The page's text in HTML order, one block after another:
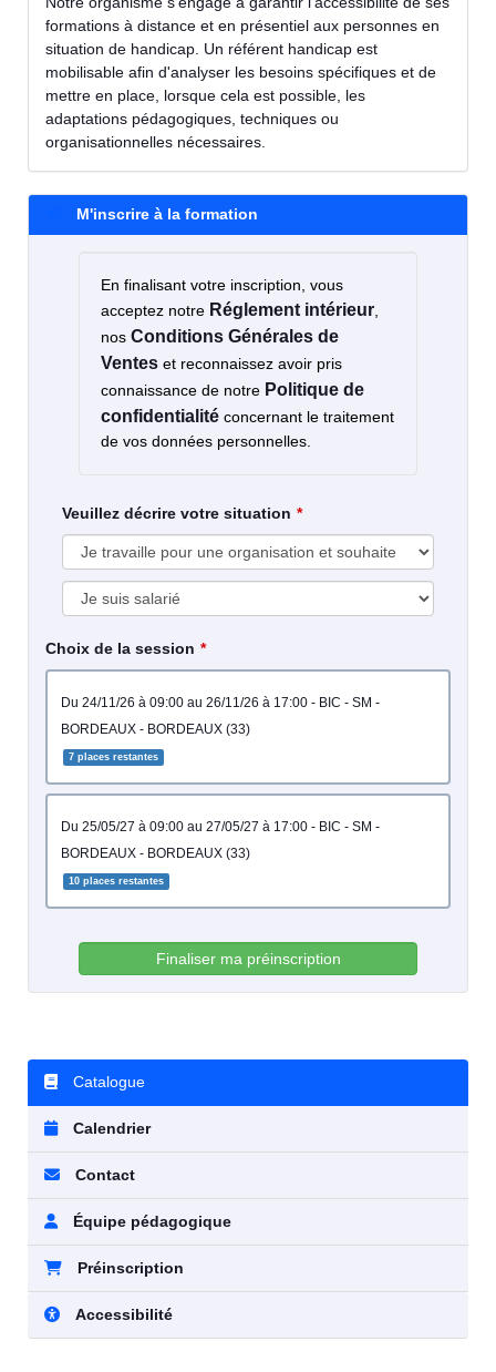
formations à distance et en présentiel aux personnes en
situation de handicap. Un référent handicap est
mobilisable afin d'analyser les besoins spécifiques et de
mettre en place, lorsque cela est possible, les
adaptations pédagogiques, techniques ou
organisationnelles nécessaires.
M'inscrire à la formation
En finalisant votre inscription, vous
acceptez notre Réglement intérieur
nos Conditions Générales de
Ventes et reconnaissez avoir pris
connaissance de notre Politique de
confidentialité concernant le traitement
de vos données personnelles.
Veuillez décrire votre situation
Choix de la session
du 24/11/26 à 09:00 au 26/11/26 à 17:00 - BIC - SM -
BORDEAUX - BORDEAUX (33)
7 places restantes
du 25/05/27 à 09:00 au 27/05/27 à 17:00 - BIC - SM -
BORDEAUX - BORDEAUX (33)
10 places restantes
Finaliser ma préinscription
Catalogue
Calendrier
Contact
Équipe pédagogique
Préinscription
Accessibilité